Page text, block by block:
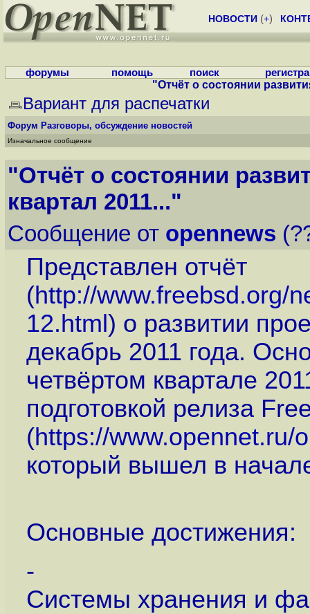
НОВОСТИ (+)
форумы помощь поиск
"Отчёт о состоянии
Вариант для распечатки
Форум Разговоры, обсуждение новостей
Изначальное сообщение
"Отчёт о состоянии
квартал 2011..."
Сообщение от opennews
Представлен отчёт
(http://www.freebsd.org/
12.html ) о развитии
декабрь 2011 года.
четвёртом квартале
подготовкой релиза
(https://www.opennet.ru/
который вышел в
Основные достижения:
-
Системы хранения и